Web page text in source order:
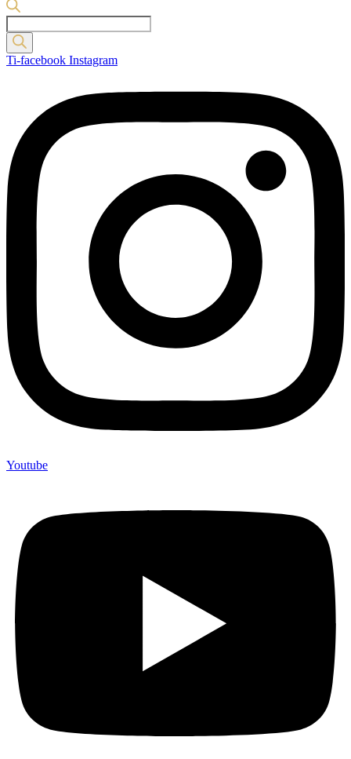
Products
search
Ti-facebook Instagram
Youtube